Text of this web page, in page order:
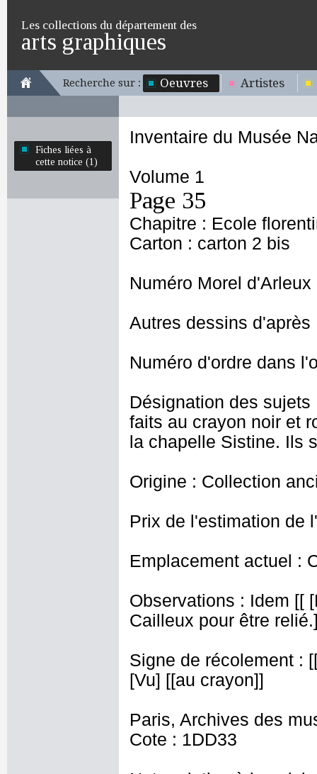
Les collections du département des
arts graphiques
Recherche sur : Oeuvres Artistes
Fiches liées à
cette notice (1)
Inventaire du Musée
Volume 1
Page 35
Chapitre : Ecole
Carton : carton 2 bis
Numéro Morel d'Arleux
Autres dessins
Numéro d'ordre dans
Désignation des
faits au crayon noir et
la chapelle Sistine. Ils
Origine : Collection
Prix de l'estimation de
Emplacement actuel :
Observations : Idem [[
Cailleux pour être
Signe de récolement :
[Vu] [[au crayon]]
Paris, Archives des
Cote : 1DD33